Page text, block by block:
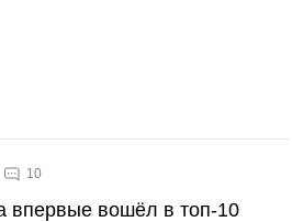
10
впервые вошёл в топ-10